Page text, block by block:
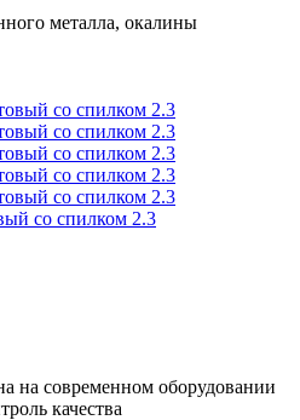
металла, окалины
со спилком 2.3
на современном оборудовании
качества